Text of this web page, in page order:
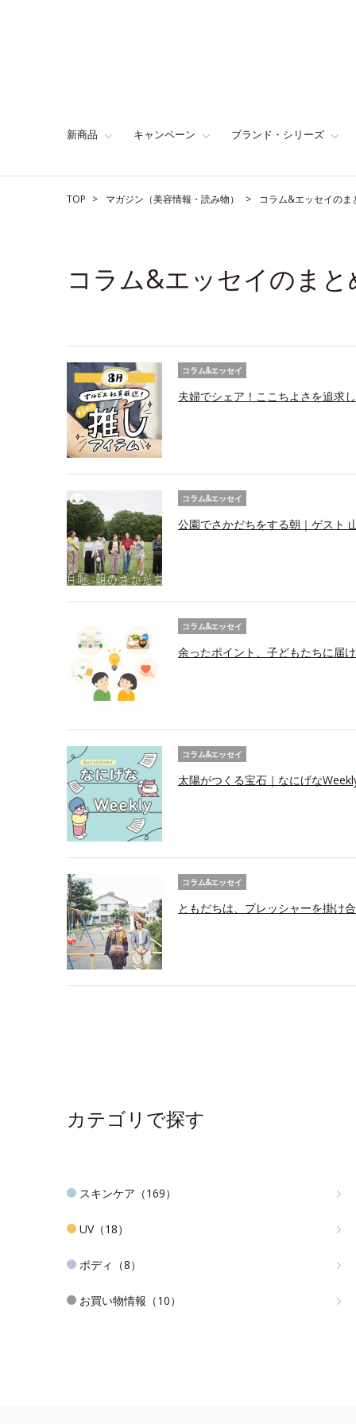
新商品 キャンペーン ブランド・シリーズ
TOP マガジン（美容情報・読み物） コラム&エッセイのま
コラム&エッセイのまと
コラム&エッセイ
夫婦でシェア！ここちよさを追求
コラム&エッセイ
公園でさかだちをする朝｜ゲスト
コラム&エッセイ
余ったポイント、子どもたちに届
コラム&エッセイ
太陽がつくる宝石｜なにげな
コラム&エッセイ
ともだちは、プレッシャーを掛け
カテゴリで探す
スキンケア（169）
UV（18）
ボディ（8）
お買い物情報（10）